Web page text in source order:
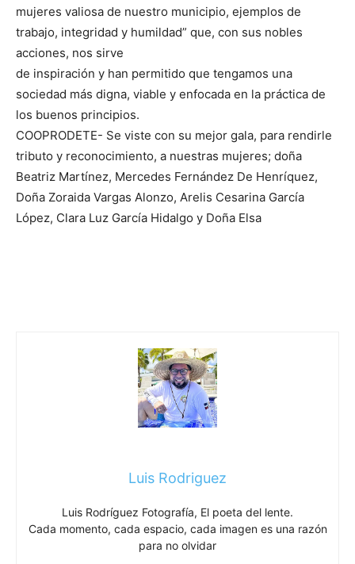
mujeres valiosa de nuestro municipio, ejemplos de
trabajo, integridad y humildad” que, con sus nobles
acciones, nos sirve
de inspiración y han permitido que tengamos una
sociedad más digna, viable y enfocada en la práctica de
los buenos principios.
COOPRODETE- Se viste con su mejor gala, para rendirle
tributo y reconocimiento, a nuestras mujeres; doña
Beatriz Martínez, Mercedes Fernández De Henríquez,
Doña Zoraida Vargas Alonzo, Arelis Cesarina García
López, Clara Luz García Hidalgo y Doña Elsa
Luis Rodriguez
Luis Rodríguez Fotografía, El poeta del lente.
Cada momento, cada espacio, cada imagen es una razón
para no olvidar